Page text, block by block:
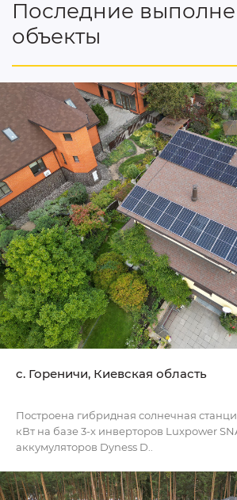
Последние
объекты
c. Гореничи, Киевская область
Построена гибридная солнечная
кВт на базе 3-х инверторов Luxpower
аккумуляторов Dyness D..